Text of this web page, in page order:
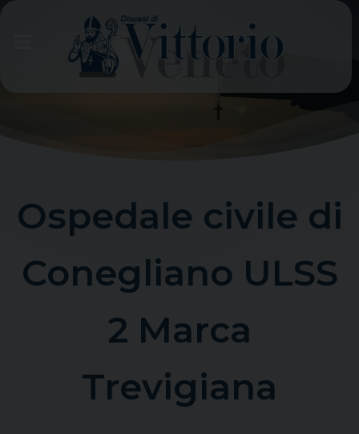
Ospedale civile di
Conegliano ULSS
2 Marca
Trevigiana